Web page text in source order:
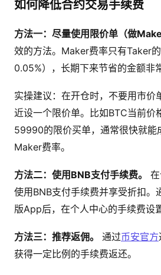
如何降低合约交易手续费
方法一：尽量使用限价单（做
效的方法。Maker费率只有Taker
0.05%），长期下来节省的金额非
实操建议：在开仓时，不要用市价
近设一个限价单。比如BTC当前
59990的限价买单，通常很快就能
Maker费率。
方法二：使用BNB支付手续费。
使用BNB支付手续费并享受折扣。
版App后，在个人中心的手续费设
方法三：推荐返佣。 通过币安官方
获得一定比例的手续费返还。